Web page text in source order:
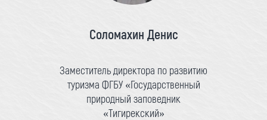
Соломахин Денис
Заместитель директора по развитию
туризма ФГБУ «Государственный
природный заповедник
«Тигирекский»